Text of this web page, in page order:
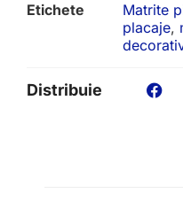
Etichete
Matrite
placaje,
Distribuie